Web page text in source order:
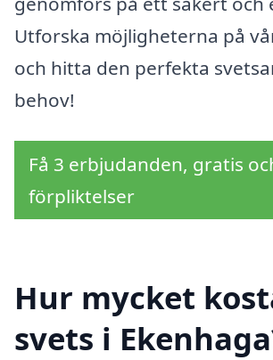
Utforska möjligheterna på
och hitta den perfekta
behov!
Få 3 erbjudanden, gratis
förpliktelser
Hur mycket
svets i